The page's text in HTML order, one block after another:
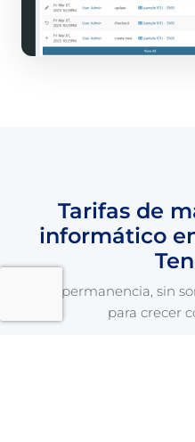
Tarifas de
informático
Sin permanencia, sin
para crecer